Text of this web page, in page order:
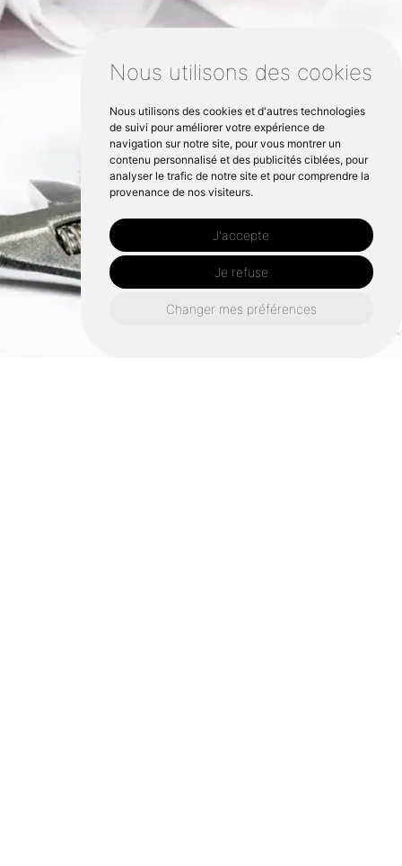
Nous utilisons des cookies
Nous utilisons des cookies et d'autres technologies
de suivi pour améliorer votre expérience de
navigation sur notre site, pour vous montrer un
contenu personnalisé et des publicités ciblées, pour
analyser le trafic de notre site et pour comprendre la
provenance de nos visiteurs.
J'accepte
Je refuse
Changer mes préférences